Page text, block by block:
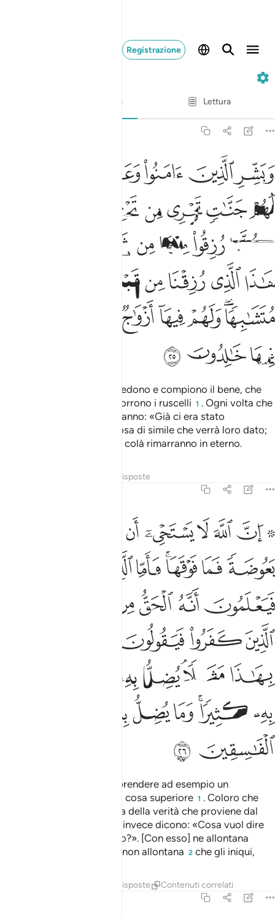
Registrazione
Versetto per versetto Lettura
: Hamza Roberto Piccardo
وبشر الذين امنوا وعملوا الصالحات ان لهم جنات تجري من تحتها
وَبَشِّرِ ٱلَّذِينَ ءَامَنُوا۟ وَعَمِلُوا۟ ٱلصَّـٰلِحَـٰتِ أَنَّ لَهُمْ جَنَّـٰتٍۢ تَجْرِى
ﱁﱂﱃﱄ
ﱇﱈﱉﱊﱋ
ﱎﱏﱐﱑﱒ
ﱕﱖﱗﱘﱙﱚ
ﱝﱞﱟﱠﱡ
ﱥﱦﱧ
E annuncia a coloro che credono e compiono il bene, che
avranno i Giardini in cui scorrono i ruscelli 1 . Ogni volta che
sarà loro dato un frutto diranno: «Già ci era stato
. Ma è qualcosa di simile che verrà loro dato;
avranno spose purissime e colà rimarranno in eterno.
Risposte
۞ ان الله لا يستحيي ان يضرب مثلا ما بعوضة فما فوقها فاما الذين
۞ إِنَّ ٱللَّهَ لَا يَسْتَحْىِۦٓ أَن يَضْرِبَ مَثَلًۭا مَّا بَعُوضَةًۭ فَمَا فَوْقَهَا
ﱨ ﱩﱪﱫﱬﱭ
ﱱﱲﱳﱴﱵﱶ
ﱸﱹﱺﱻ
ﱿﲀﲁ
ﲅﲆﲇﲈﲉ
ﲌﲍﲎﲏﲐﲑ
ﲓ ﲔ
In verità Allah non esita a prendere ad esempio un
moscerino o qualsiasi altra cosa superiore 1 . Coloro che
credono sanno che si tratta della verità che proviene dal
loro Signore; i miscredenti invece dicono: «Cosa vuol dire
Allah con un simile esempio?». [Con esso] ne allontana
molti, e molti ne guida. Ma non allontana 2 che gli iniqui,
Risposte Contenuti correlati